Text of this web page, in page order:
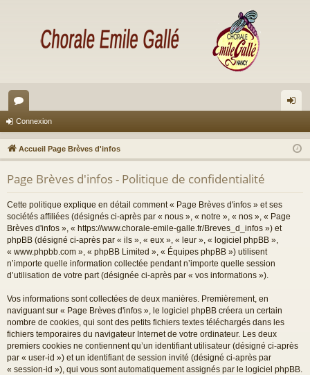
or
u
m
s
ne
xi
Connexion
Accueil Page Brèves d'infos
Page Brèves d'infos - Politique de confidentialité
Cette politique explique en détail comment « Page Brèves d'infos » et ses
sociétés affiliées (désignés ci-après par « nous », « notre », « nos », « Page
Brèves d'infos », « https://www.chorale-emile-galle.fr/Breves_d_infos ») et
phpBB (désigné ci-après par « ils », « eux », « leur », « logiciel phpBB »,
« www.phpbb.com », « phpBB Limited », « Équipes phpBB ») utilisent
n’importe quelle information collectée pendant n’importe quelle session
d’utilisation de votre part (désignée ci-après par « vos informations »).
Vos informations sont collectées de deux manières. Premièrement, en
naviguant sur « Page Brèves d'infos », le logiciel phpBB créera un certain
nombre de cookies, qui sont des petits fichiers textes téléchargés dans les
fichiers temporaires du navigateur Internet de votre ordinateur. Les deux
premiers cookies ne contiennent qu’un identifiant utilisateur (désigné ci-après
par « user-id ») et un identifiant de session invité (désigné ci-après par
« session-id »), qui vous sont automatiquement assignés par le logiciel phpBB.